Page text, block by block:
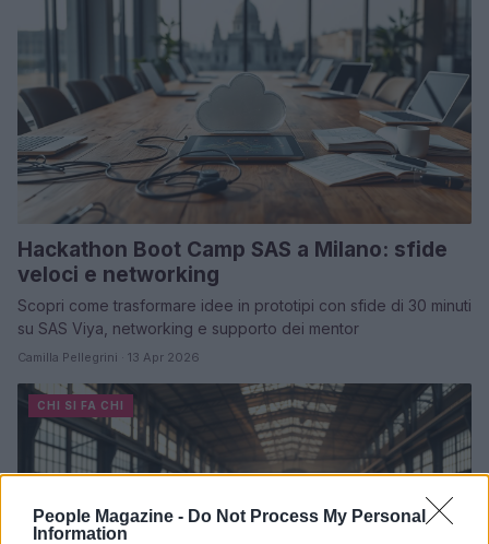
People Magazine - Do Not Process My Personal
Information
Hackathon Boot Camp SAS a Milano: sfide
veloci e networking
Scopri come trasformare idee in prototipi con sfide di 30 minuti
su SAS Viya, networking e supporto dei mentor
Camilla Pellegrini · 13 Apr 2026
CHI SI FA CHI